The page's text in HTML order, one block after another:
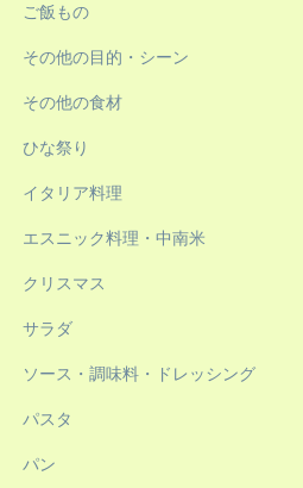
ご飯もの
その他の目的・シーン
その他の食材
ひな祭り
イタリア料理
エスニック料理・中南米
クリスマス
サラダ
ソース・調味料・ドレッシング
パスタ
パン